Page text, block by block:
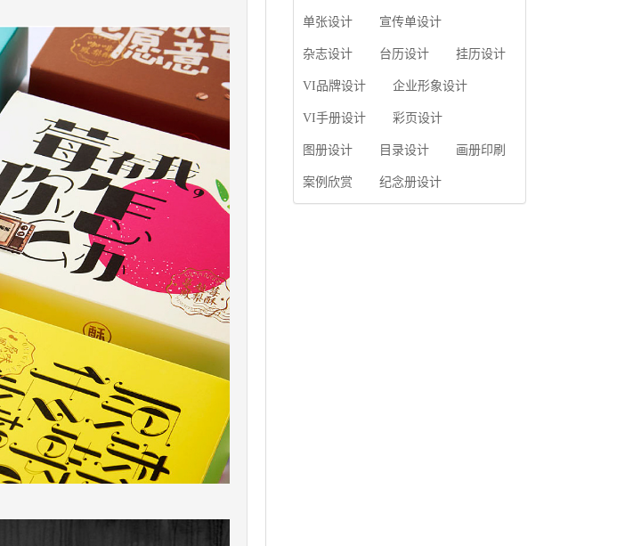
司的企业精神、核心理
单张设计 宣传单设计
杂志设计 台历设计 挂历设计
VI品牌设计 企业形象设计
VI手册设计 彩页设计
图册设计 目录设计 画册印刷
案例欣赏 纪念册设计